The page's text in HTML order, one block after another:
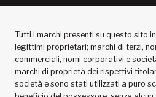
Tutti i marchi presenti su questo sito
legittimi proprietari; marchi di terzi,
commerciali, nomi corporativi e
marchi di proprietà dei rispettivi
società e sono stati utilizzati a puro